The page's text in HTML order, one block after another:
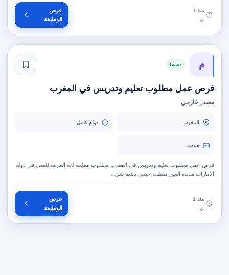
منذ 1
ي
عرض
الوظيفة
م جديدة
فرص عمل مطلوب تعليم وتدريس في المغرب
مصدر خارجي
المغرب دوام كامل
هندسة
فرص عمل مطلوب تعليم وتدريس في المغرب مطلوب معلمة لغة العربية للعمل في دولة
الامارات مدينة العين منطقة جيمي تعليم شر…
منذ 1
ي
عرض
الوظيفة